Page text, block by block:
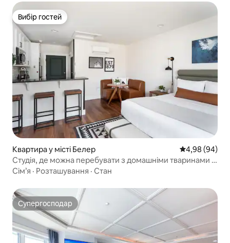
Вибір гостей
Вибір гостей
Квартира у місті Белер Середня
4,98 (94)
Студія, де можна перебувати з домашніми тваринами |
Курорт | Сауна та гідромасажні ванни
Сім’я · Розташування · Стан
Супергосподар
Супергосподар